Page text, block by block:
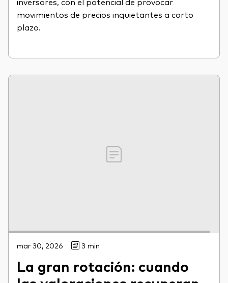
movimientos de precios inquietantes a corto
plazo.
mar 30, 2026 3 min
La gran rotación: cuando